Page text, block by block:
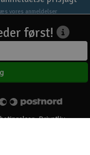
vores anmeldelser
først!
Privatliv